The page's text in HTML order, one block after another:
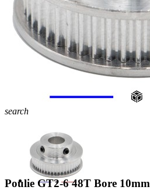
search
Poulie GT2-6 48T Bore 10mm